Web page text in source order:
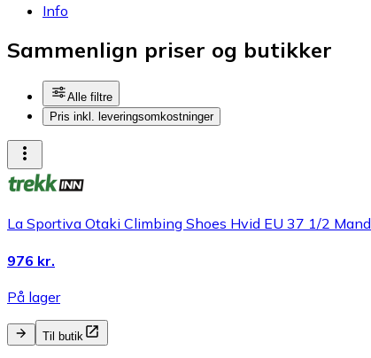
Info
Sammenlign priser og butikker
Alle filtre
Pris inkl. leveringsomkostninger
La Sportiva Otaki Climbing Shoes Hvid EU 37 1/2 Mand
976 kr.
På lager
Til butik